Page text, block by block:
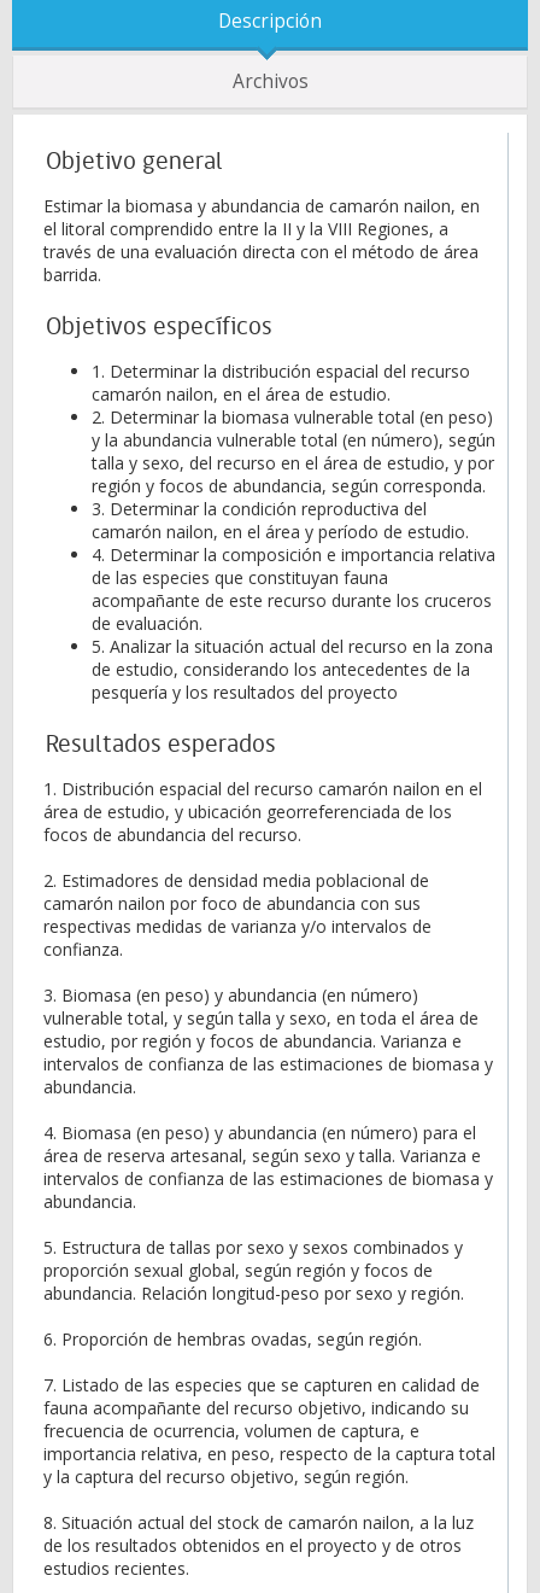
Descripción
Archivos
Objetivo general
Estimar la biomasa y abundancia de camarón nailon, en
el litoral comprendido entre la II y la VIII Regiones, a
través de una evaluación directa con el método de área
barrida.
Objetivos específicos
1. Determinar la distribución espacial del recurso
camarón nailon, en el área de estudio.
2. Determinar la biomasa vulnerable total (en peso)
y la abundancia vulnerable total (en número), según
talla y sexo, del recurso en el área de estudio, y por
región y focos de abundancia, según corresponda.
3. Determinar la condición reproductiva del
camarón nailon, en el área y período de estudio.
4. Determinar la composición e importancia relativa
de las especies que constituyan fauna
acompañante de este recurso durante los cruceros
de evaluación.
5. Analizar la situación actual del recurso en la zona
de estudio, considerando los antecedentes de la
pesquería y los resultados del proyecto
Resultados esperados
1. Distribución espacial del recurso camarón nailon en el
área de estudio, y ubicación georreferenciada de los
focos de abundancia del recurso.
2. Estimadores de densidad media poblacional de
camarón nailon por foco de abundancia con sus
respectivas medidas de varianza y/o intervalos de
confianza.
3. Biomasa (en peso) y abundancia (en número)
vulnerable total, y según talla y sexo, en toda el área de
estudio, por región y focos de abundancia. Varianza e
intervalos de confianza de las estimaciones de biomasa y
abundancia.
4. Biomasa (en peso) y abundancia (en número) para el
área de reserva artesanal, según sexo y talla. Varianza e
intervalos de confianza de las estimaciones de biomasa y
abundancia.
5. Estructura de tallas por sexo y sexos combinados y
proporción sexual global, según región y focos de
abundancia. Relación longitud-peso por sexo y región.
6. Proporción de hembras ovadas, según región.
7. Listado de las especies que se capturen en calidad de
fauna acompañante del recurso objetivo, indicando su
frecuencia de ocurrencia, volumen de captura, e
importancia relativa, en peso, respecto de la captura total
y la captura del recurso objetivo, según región.
8. Situación actual del stock de camarón nailon, a la luz
de los resultados obtenidos en el proyecto y de otros
estudios recientes.